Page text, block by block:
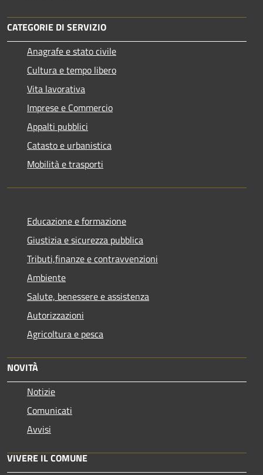
CATEGORIE DI SERVIZIO
Anagrafe e stato civile
Cultura e tempo libero
Vita lavorativa
Imprese e Commercio
Appalti pubblici
Catasto e urbanistica
Mobilità e trasporti
Educazione e formazione
Giustizia e sicurezza pubblica
Tributi,finanze e contravvenzioni
Ambiente
Salute, benessere e assistenza
Autorizzazioni
Agricoltura e pesca
NOVITÀ
Notizie
Comunicati
Avvisi
VIVERE IL COMUNE